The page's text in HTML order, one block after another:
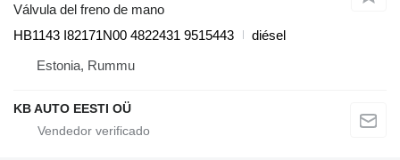
Válvula del freno de mano
HB1143 I82171N00 4822431 9515443
diésel
Estonia, Rummu
KB AUTO EESTI OÜ